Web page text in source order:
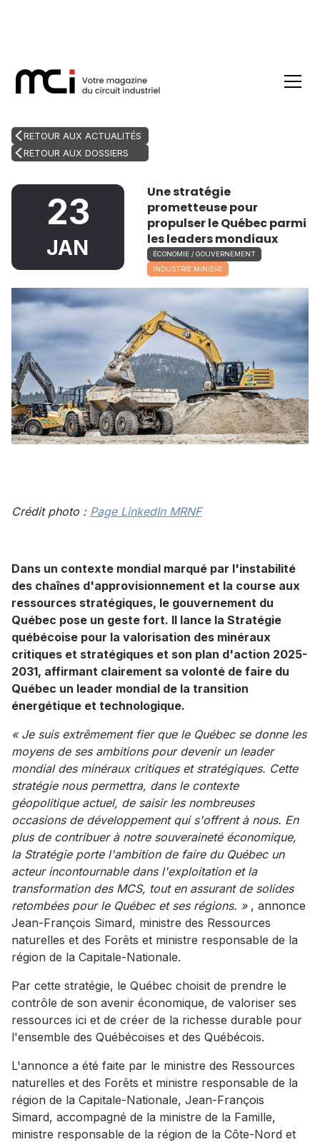
RETOUR AUX ACTUALITÉS
RETOUR AUX DOSSIERS
23
JAN
Une stratégie
prometteuse pour
propulser le Québec parmi
les leaders mondiaux
INDUSTRIE MINIÈRE
ÉCONOMIE / GOUVERNEMENT
Crédit photo : Page LinkedIn MRNF
Dans un contexte mondial marqué par l'instabilité
des chaînes d'approvisionnement et la course aux
ressources stratégiques, le gouvernement du
Québec pose un geste fort. Il lance la Stratégie
québécoise pour la valorisation des minéraux
critiques et stratégiques et son plan d'action 2025-
2031, affirmant clairement sa volonté de faire du
Québec un leader mondial de la transition
énergétique et technologique.
« Je suis extrêmement fier que le Québec se donne les
moyens de ses ambitions pour devenir un leader
mondial des minéraux critiques et stratégiques. Cette
stratégie nous permettra, dans le contexte
géopolitique actuel, de saisir les nombreuses
occasions de développement qui s'offrent à nous. En
plus de contribuer à notre souveraineté économique,
la Stratégie porte l'ambition de faire du Québec un
acteur incontournable dans l'exploitation et la
transformation des MCS, tout en assurant de solides
retombées pour le Québec et ses régions. » , annonce
Jean-François Simard, ministre des Ressources
naturelles et des Forêts et ministre responsable de la
région de la Capitale-Nationale.
Par cette stratégie, le Québec choisit de prendre le
contrôle de son avenir économique, de valoriser ses
ressources ici et de créer de la richesse durable pour
l'ensemble des Québécoises et des Québécois.
L'annonce a été faite par le ministre des Ressources
naturelles et des Forêts et ministre responsable de la
région de la Capitale-Nationale, Jean-François
Simard, accompagné de la ministre de la Famille,
ministre responsable de la région de la Côte-Nord et